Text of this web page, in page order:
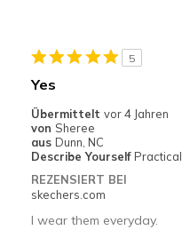
5
Yes
Übermittelt vor 4 Jahren
von Sheree
aus Dunn, NC
Describe Yourself Practical
REZENSIERT BEI
skechers.com
I wear them everyday.